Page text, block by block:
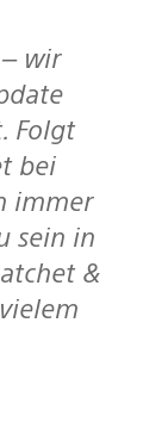
Folgt
bei
immer
sein in
&